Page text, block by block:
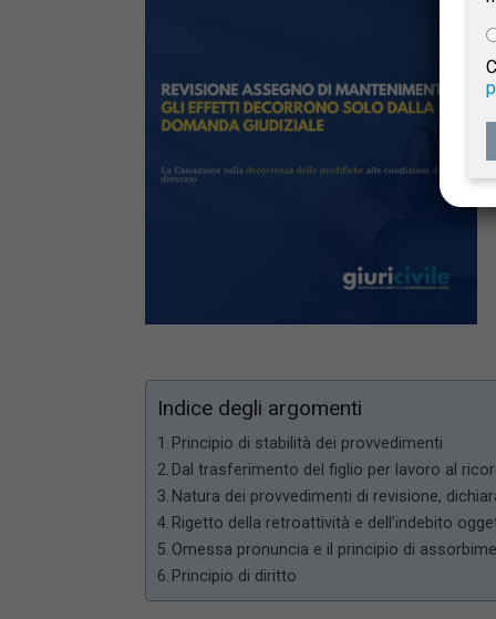
Indice degli argomenti
Principio di stabilità dei provvedimenti
Dal trasferimento del figlio per lavoro al
Natura dei provvedimenti di revisione,
Rigetto della retroattività e dell’indebito
Omessa pronuncia e il principio di
Principio di diritto